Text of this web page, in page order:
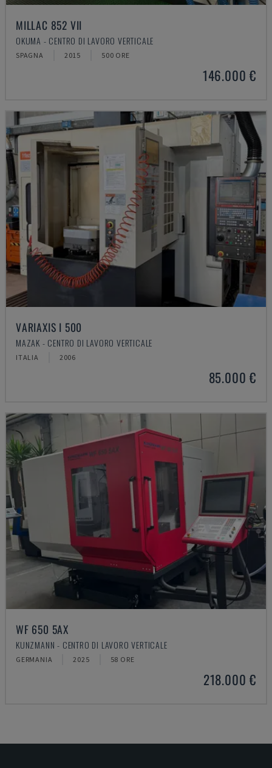
MILLAC 852 VII
OKUMA - CENTRO DI LAVORO VERTICALE
SPAGNA 2015 500 ORE
146.000 €
VARIAXIS I 500
MAZAK - CENTRO DI LAVORO VERTICALE
ITALIA 2006
85.000 €
WF 650 5AX
KUNZMANN - CENTRO DI LAVORO VERTICALE
GERMANIA 2025 58 ORE
218.000 €